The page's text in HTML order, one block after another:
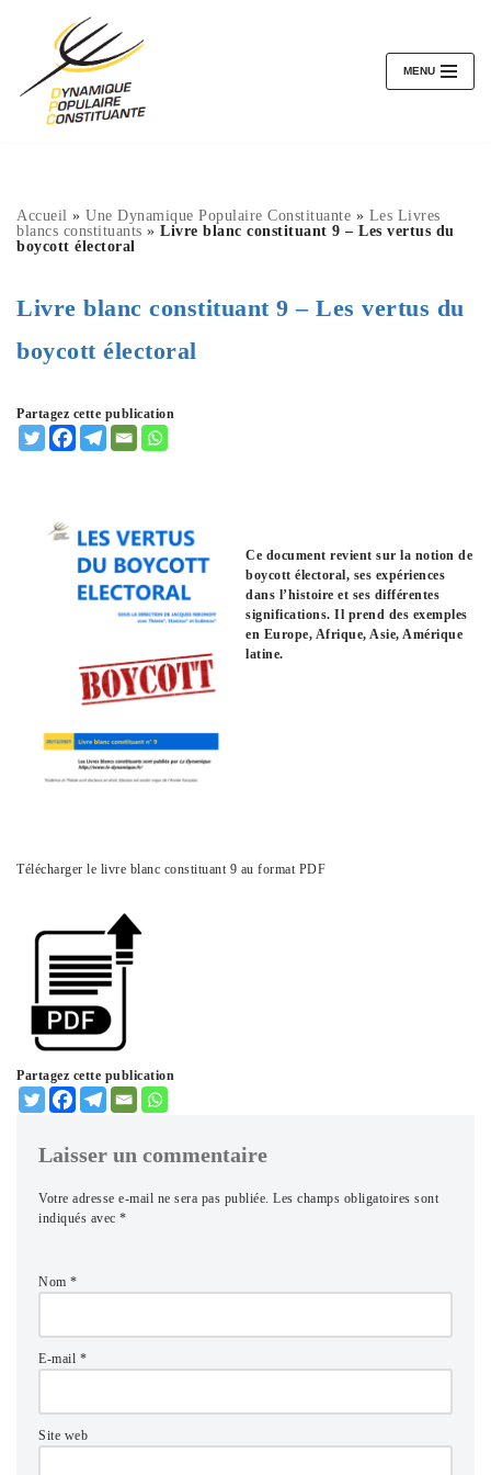
contenu
MENU
Accueil » Une Dynamique Populaire Constituante » Les Livres
blancs constituants » Livre blanc constituant 9 – Les vertus du
boycott électoral
Livre blanc constituant 9 – Les vertus du
boycott électoral
Partagez cette publication
Ce document revient sur la notion de
boycott électoral, ses expériences
dans l’histoire et ses différentes
significations. Il prend des exemples
en Europe, Afrique, Asie, Amérique
latine.
Télécharger le livre blanc constituant 9 au format PDF
Partagez cette publication
Laisser un commentaire
Votre adresse e-mail ne sera pas publiée. Les champs obligatoires sont
indiqués avec *
Nom *
E-mail *
Site web